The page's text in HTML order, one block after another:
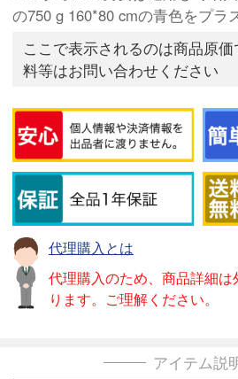
の750 g 160*80 cmの青色をプラ
ここで表示されるのは商品原
料等はお問い合わせください
代理購入とは
代理購入のため、商品詳細
ります。ご理解ください。
アイテム説